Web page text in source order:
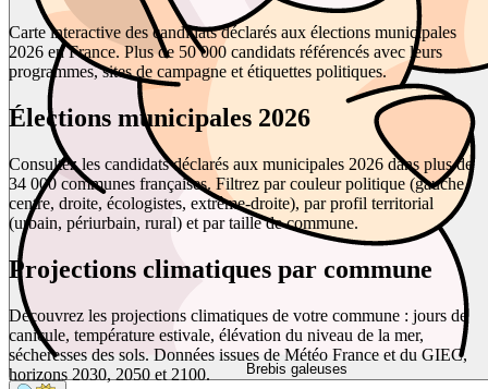
Brebis galeuses
Carte interactive des candidats déclarés aux élections municipales
2026 en France. Plus de 50 000 candidats référencés avec leurs
programmes, sites de campagne et étiquettes politiques.
Élections municipales 2026
Consultez les candidats déclarés aux municipales 2026 dans plus de
34 000 communes françaises. Filtrez par couleur politique (gauche,
centre, droite, écologistes, extrême-droite), par profil territorial
(urbain, périurbain, rural) et par taille de commune.
Projections climatiques par commune
Découvrez les projections climatiques de votre commune : jours de
canicule, température estivale, élévation du niveau de la mer,
sécheresses des sols. Données issues de Météo France et du GIEC,
horizons 2030, 2050 et 2100.